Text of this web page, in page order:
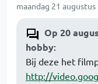
maandag 21
Op 20
hobby:
Bij deze het
http://